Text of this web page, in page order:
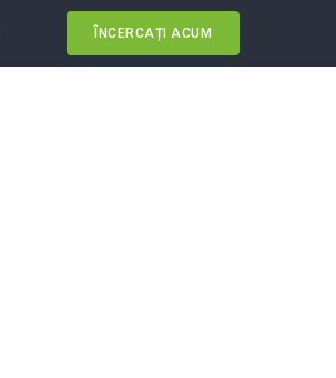
ÎNCERCAȚI ACUM